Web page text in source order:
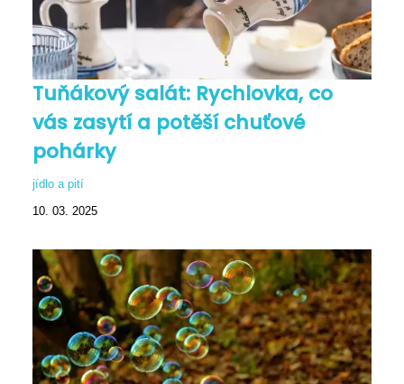
Tuňákový salát: Rychlovka, co
vás zasytí a potěší chuťové
pohárky
jídlo a pití
10. 03. 2025